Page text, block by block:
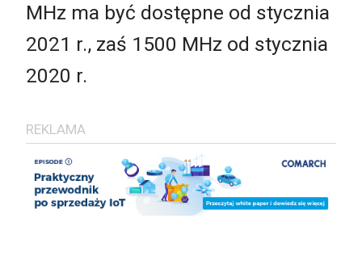
MHz ma być dostępne od stycznia
2021 r., zaś 1500 MHz od stycznia
2020 r.
REKLAMA